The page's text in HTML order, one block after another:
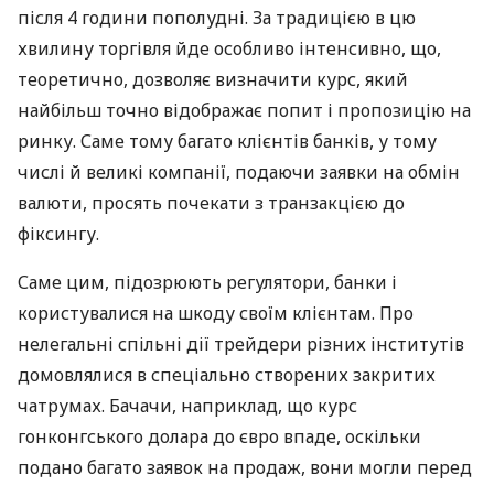
після 4 години пополудні. За традицією в цю
хвилину торгівля йде особливо інтенсивно, що,
теоретично, дозволяє визначити курс, який
найбільш точно відображає попит і пропозицію на
ринку. Саме тому багато клієнтів банків, у тому
числі й великі компанії, подаючи заявки на обмін
валюти, просять почекати з транзакцією до
фіксингу.
Саме цим, підозрюють регулятори, банки і
користувалися на шкоду своїм клієнтам. Про
нелегальні спільні дії трейдери різних інститутів
домовлялися в спеціально створених закритих
чатрумах. Бачачи, наприклад, що курс
гонконгського долара до євро впаде, оскільки
подано багато заявок на продаж, вони могли перед